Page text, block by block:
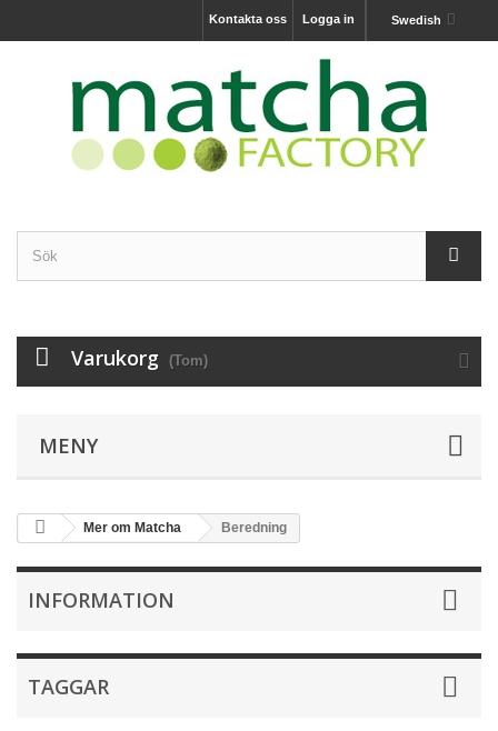
Swedish
Logga in
Kontakta oss
Varukorg (Tom)
MENY
Mer om Matcha Beredning
INFORMATION
TAGGAR